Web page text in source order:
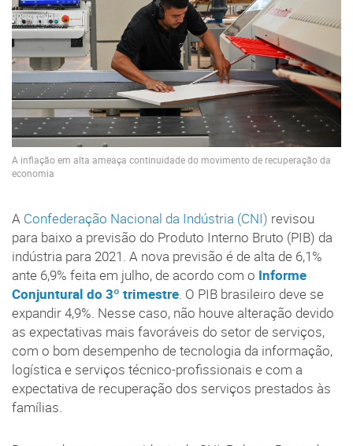
A inflação em alta ameaça continuidade do movimento de recuperação da
economia
A Confederação Nacional da Indústria (CNI) revisou
para baixo a previsão do Produto Interno Bruto (PIB) da
indústria para 2021. A nova previsão é de alta de 6,1%
ante 6,9% feita em julho, de acordo com o Informe
Conjuntural do 3º trimestre. O PIB brasileiro deve se
expandir 4,9%. Nesse caso, não houve alteração devido
as expectativas mais favoráveis do setor de serviços,
com o bom desempenho de tecnologia da informação,
logística e serviços técnico-profissionais e com a
expectativa de recuperação dos serviços prestados às
famílias.